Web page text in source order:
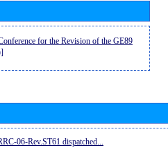
for the Revision of the GE89
06-Rev.ST61 dispatched...